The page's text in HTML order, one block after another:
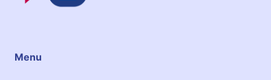
r
Menu